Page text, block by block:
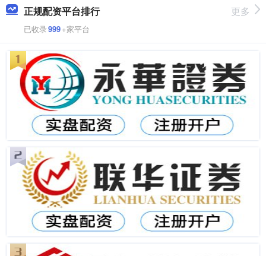
正规配资平台排行
已收录999+家平台
更多